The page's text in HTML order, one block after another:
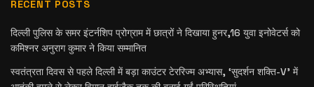
RECENT POSTS
दिल्ली पुलिस के समर इंटर्नशिप प्रोग्राम में छात्रों ने दिखाया हुनर,16 युवा इनोवेटर्स को
कमिश्नर अनुराग कुमार ने किया सम्मानित
स्वतंत्रता दिवस से पहले दिल्ली में बड़ा काउंटर टेररिज्म अभ्यास, ‘सुदर्शन शक्ति-V’ में